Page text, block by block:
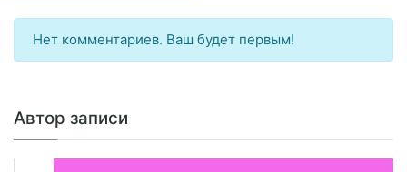
Нет комментариев. Ваш будет первым!
Автор записи